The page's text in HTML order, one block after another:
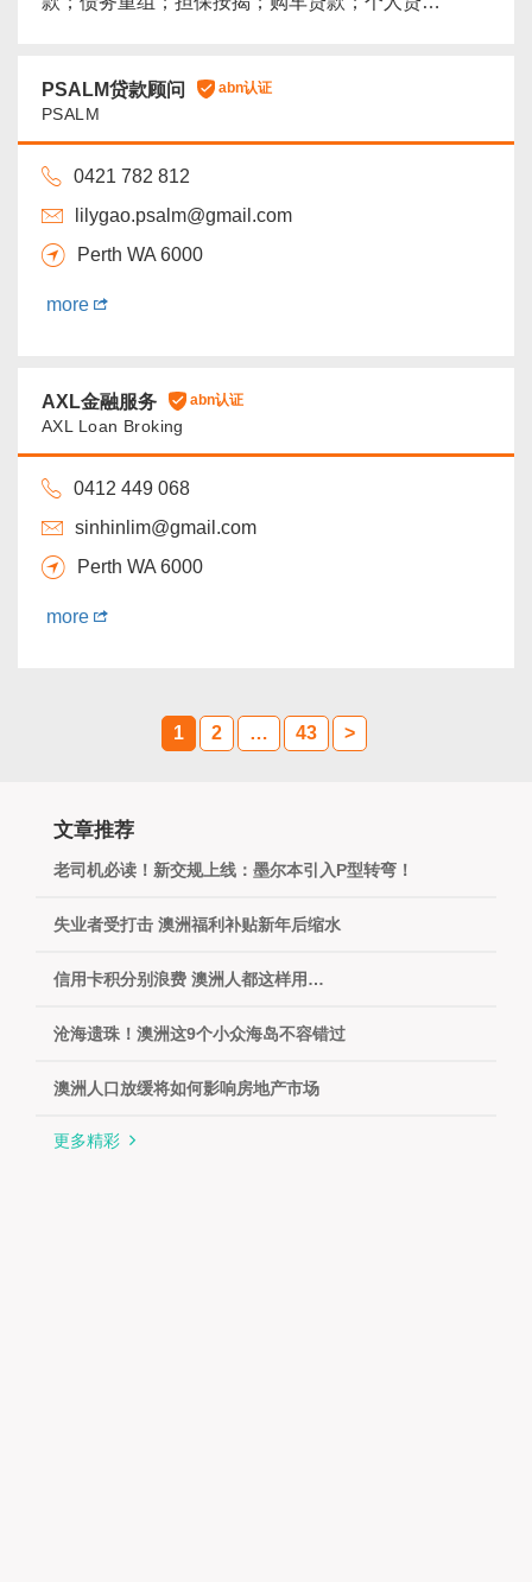
PSALM贷款顾问 abn认证
PSALM
0421 782 812
lilygao.psalm@gmail.com
Perth WA 6000
more
AXL金融服务 abn认证
AXL Loan Broking
0412 449 068
sinhinlim@gmail.com
Perth WA 6000
more
1 2 … 43 >
文章推荐
老司机必读！新交规上线：墨尔本引入P型转弯！
失业者受打击 澳洲福利补贴新年后缩水
信用卡积分别浪费 澳洲人都这样用…
沧海遗珠！澳洲这9个小众海岛不容错过
澳洲人口放缓将如何影响房地产市场
更多精彩